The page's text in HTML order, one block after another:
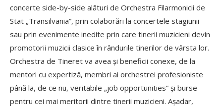
concerte side-by-side alături de Orchestra Filarmonicii de
Stat „Transilvania”, prin colaborări la concertele stagiunii
sau prin evenimente inedite prin care tinerii muzicieni devin
promotorii muzicii clasice în rândurile tinerilor de vârsta lor.
Orchestra de Tineret va avea și beneficii conexe, de la
mentori cu expertiză, membri ai orchestrei profesioniste
până la, de ce nu, veritabile „job opportunities” și burse
pentru cei mai meritorii dintre tinerii muzicieni. Așadar,